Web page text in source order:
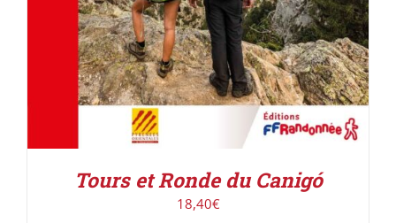
Tours et Ronde du Canigó
18,40€